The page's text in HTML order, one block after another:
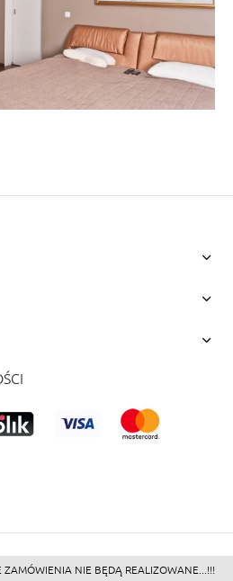
ZAMÓWIENIA NIE BĘDĄ REALIZOWANE...!!!